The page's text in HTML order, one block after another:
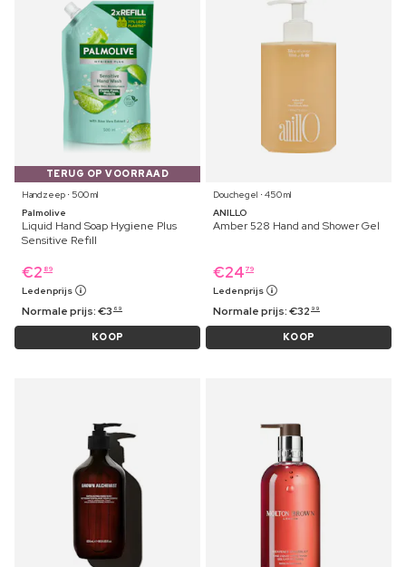
TERUG OP VOORRAAD
Handzeep ⋅ 500 ml
Palmolive
Liquid Hand Soap Hygiene Plus
Sensitive Refill
€2 89
Ledenprijs
Normale prijs:€3 69
KOOP
Douchegel ⋅ 450 ml
ANILLO
Amber 528 Hand and Shower Gel
€24 79
Ledenprijs
Normale prijs:€32 99
KOOP